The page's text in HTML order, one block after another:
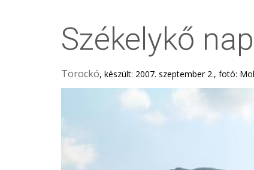
Székelykő
Torockó, készült: 2007. szeptember 2., fotó: